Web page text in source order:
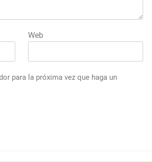
Web
para la próxima vez que haga un